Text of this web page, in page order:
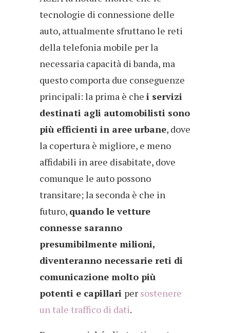
tecnologie di connessione delle
auto, attualmente sfruttano le reti
della telefonia mobile per la
necessaria capacità di banda, ma
questo comporta due conseguenze
principali: la prima è che i servizi
destinati agli automobilisti sono
più efficienti in aree urbane, dove
la copertura è migliore, e meno
affidabili in aree disabitate, dove
comunque le auto possono
transitare; la seconda è che in
futuro, quando le vetture
connesse saranno
presumibilmente milioni,
diventeranno necessarie reti di
comunicazione molto più
potenti e capillari per sostenere
un tale traffico di dati.